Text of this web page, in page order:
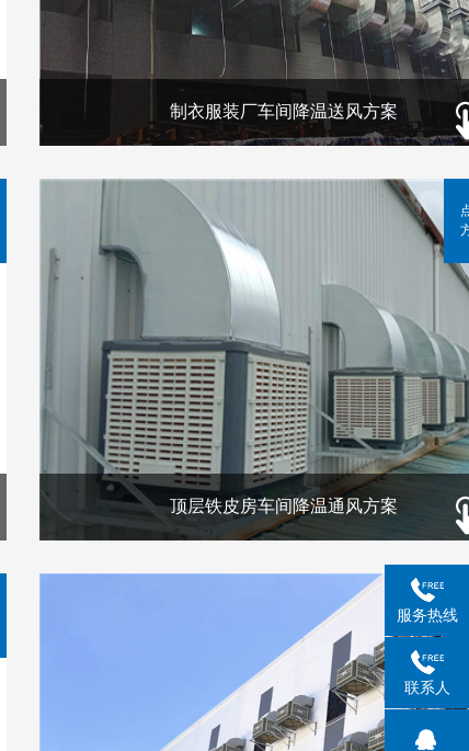
制衣服装厂车间降温送风方案
顶层铁皮房车间降温通风方案
服务热线
联系人